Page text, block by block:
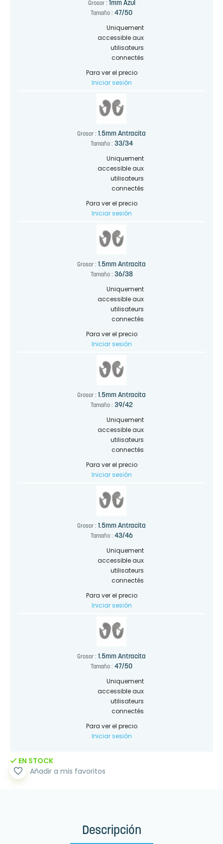
Grosor : 1mm Azul
Tamaño : 47/50
Uniquement
accessible aux
utilisateurs
connectés
Para ver el precio
Iniciar sesión
Grosor : 1.5mm Antracita
Tamaño : 33/34
Uniquement
accessible aux
utilisateurs
connectés
Para ver el precio
Iniciar sesión
Grosor : 1.5mm Antracita
Tamaño : 36/38
Uniquement
accessible aux
utilisateurs
connectés
Para ver el precio
Iniciar sesión
Grosor : 1.5mm Antracita
Tamaño : 39/42
Uniquement
accessible aux
utilisateurs
connectés
Para ver el precio
Iniciar sesión
Grosor : 1.5mm Antracita
Tamaño : 43/46
Uniquement
accessible aux
utilisateurs
connectés
Para ver el precio
Iniciar sesión
Grosor : 1.5mm Antracita
Tamaño : 47/50
Uniquement
accessible aux
utilisateurs
connectés
Para ver el precio
Iniciar sesión
EN STOCK
favorite_border Añadir a mis favoritos
Descripción